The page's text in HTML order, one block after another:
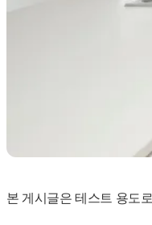
본 게시글은 테스트 용도